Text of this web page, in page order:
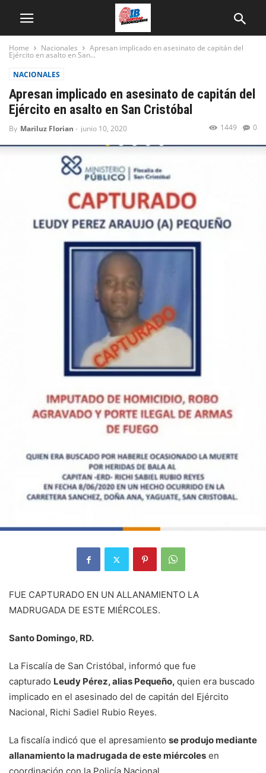
Home Nacionales Apresan implicado en asesinato de capitán del
Ejército en asalto en San...
NACIONALES
Apresan implicado en asesinato de capitán del
Ejército en asalto en San Cristóbal
By Mariluz Florian - junio 10, 2020 0
1449
FUE CAPTURADO EN UN ALLANAMIENTO LA
MADRUGADA DE ESTE MIÉRCOLES.
Santo Domingo, RD.
La Fiscalía de San Cristóbal, informó que fue
capturado Leudy Pérez, alias Pequeño, quien era buscado
implicado en el asesinado del de capitán del Ejército
Nacional, Richi Sadiel Rubio Reyes.
La fiscalía indicó que el apresamiento se produjo mediante
allanamiento la madrugada de este miércoles en